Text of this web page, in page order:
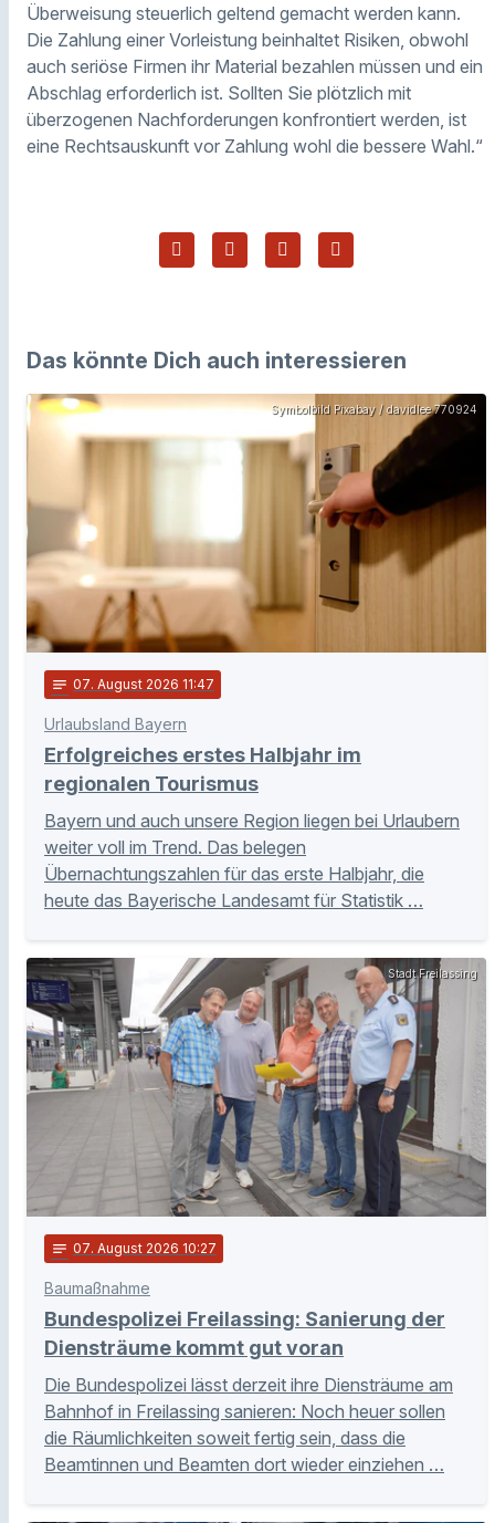
Überweisung steuerlich geltend gemacht werden kann.
Die Zahlung einer Vorleistung beinhaltet Risiken, obwohl
auch seriöse Firmen ihr Material bezahlen müssen und ein
Abschlag erforderlich ist. Sollten Sie plötzlich mit
überzogenen Nachforderungen konfrontiert werden, ist
eine Rechtsauskunft vor Zahlung wohl die bessere Wahl.“
Das könnte Dich auch interessieren
Symbolbild Pixabay / davidlee 770924
notes 07. August 2026 11:47
Urlaubsland Bayern
Erfolgreiches erstes Halbjahr im
regionalen Tourismus
Bayern und auch unsere Region liegen bei Urlaubern
weiter voll im Trend. Das belegen
Übernachtungszahlen für das erste Halbjahr, die
heute das Bayerische Landesamt für Statistik …
Stadt Freilassing
notes 07. August 2026 10:27
Baumaßnahme
Bundespolizei Freilassing: Sanierung der
Diensträume kommt gut voran
Die Bundespolizei lässt derzeit ihre Diensträume am
Bahnhof in Freilassing sanieren: Noch heuer sollen
die Räumlichkeiten soweit fertig sein, dass die
Beamtinnen und Beamten dort wieder einziehen …